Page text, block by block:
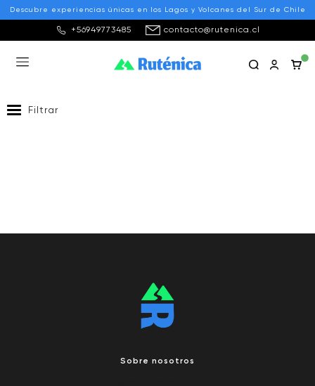
+56949773485 contacto@rutenica.cl
Descubre experiencias únicas en los Lagos y Volcanes del Sur de Chile
Filtrar
Sobre nosotros